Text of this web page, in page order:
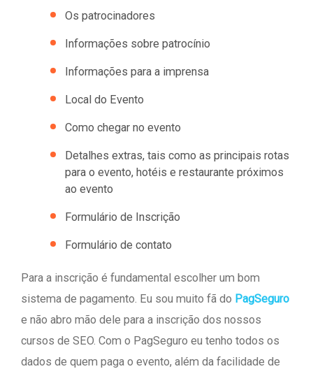
Os patrocinadores
Informações sobre patrocínio
Informações para a imprensa
Local do Evento
Como chegar no evento
Detalhes extras, tais como as principais rotas
para o evento, hotéis e restaurante próximos
ao evento
Formulário de Inscrição
Formulário de contato
Para a inscrição é fundamental escolher um bom
sistema de pagamento. Eu sou muito fã do PagSeguro
e não abro mão dele para a inscrição dos nossos
cursos de SEO. Com o PagSeguro eu tenho todos os
dados de quem paga o evento, além da facilidade de